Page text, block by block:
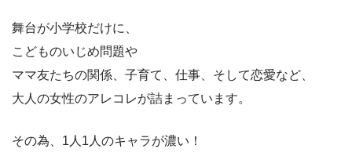
舞台が小学校だけに、
こどものいじめ問題や
ママ友たちの関係、子育て、仕事、そして恋愛など、
大人の女性のアレコレが詰まっています。
その為、1人1人のキャラが濃い！